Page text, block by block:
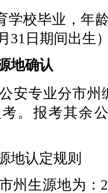
学校毕业，年
31日期间出生
地确认
安专业分市
。报考其余
地认定规则
州生源地为：